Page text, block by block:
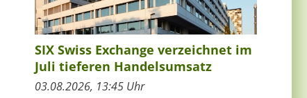
SIX Swiss Exchange verzeichnet im
Juli tieferen Handelsumsatz
03.08.2026, 13:45 Uhr